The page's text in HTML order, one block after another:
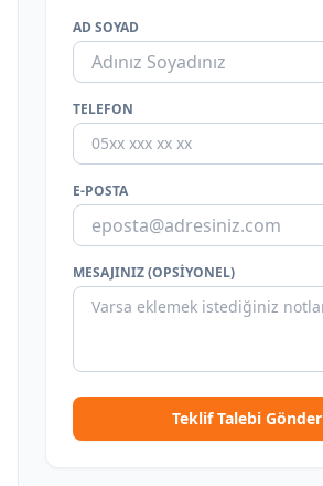
AD SOYAD
TELEFON
E-POSTA
MESAJINIZ (OPSIYONEL)
Teklif Talebi Gönder